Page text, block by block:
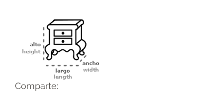
Comparte: